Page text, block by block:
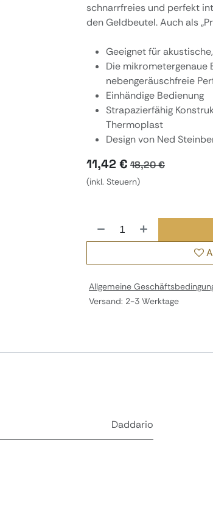
schnarrfreies und perfekt
den Geldbeutel. Auch als
Geeignet für
Die mikrometergenaue
nebengeräuschfreie
Einhändige Bedienung
Strapazierfähig
Thermoplast
Design von Ned
11,42 € 18,20€
(inkl. Steuern)
Allgemeine
Versand: 2-3 Werktage
Daddario